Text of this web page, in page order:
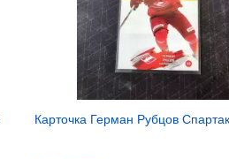
Карточка Герман Рубцов